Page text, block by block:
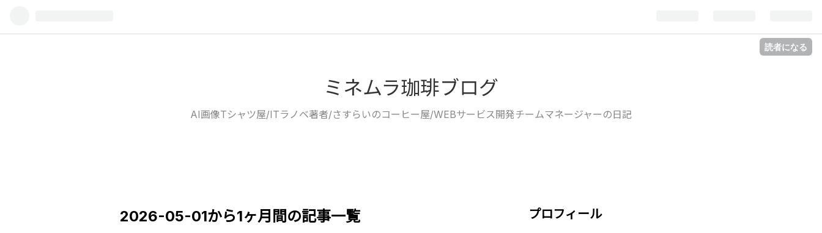
読者になる
ミネムラ珈琲ブログ
AI画像Tシャツ屋/ITラノベ著者/さすらいのコーヒー屋/WEBサービス開発チームマネージャーの日記
2026-05-01から1ヶ月間の記事一覧 プロフィール